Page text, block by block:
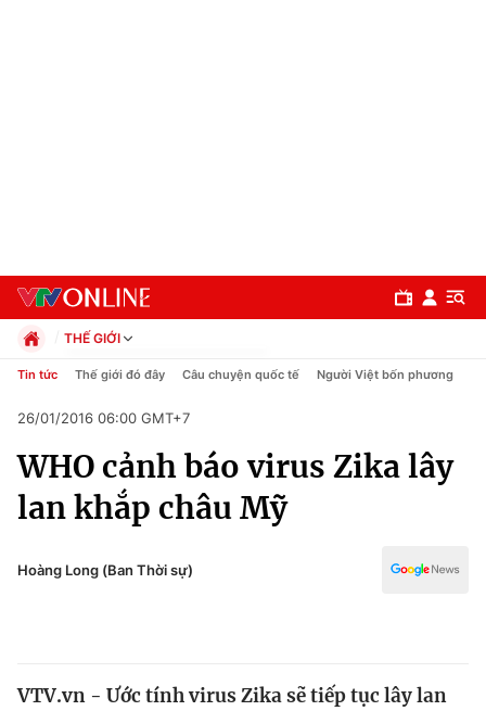
Chuyên mục
Chính trị
THẾ GIỚI
Chính trị
Pháp luật
Kinh tế
Thể thao
Truyền hình
Y tế
Tin tức Thế giới đó đây Câu chuyện quốc tế Người Việt bốn phương
26/01/2016 06:00 GMT+7
WHO cảnh báo virus Zika lây
lan khắp châu Mỹ
Hoàng Long (Ban Thời sự)
VTV.vn - Ước tính virus Zika sẽ tiếp tục lây lan